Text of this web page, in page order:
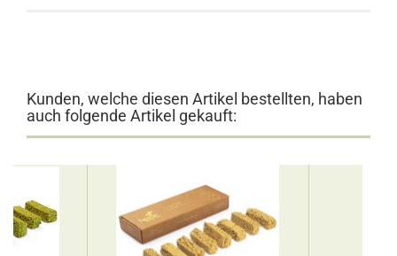
Kunden, welche diesen Artikel bestellten, haben
auch folgende Artikel gekauft: